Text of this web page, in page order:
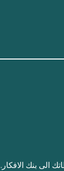
الى بنك الافكار.